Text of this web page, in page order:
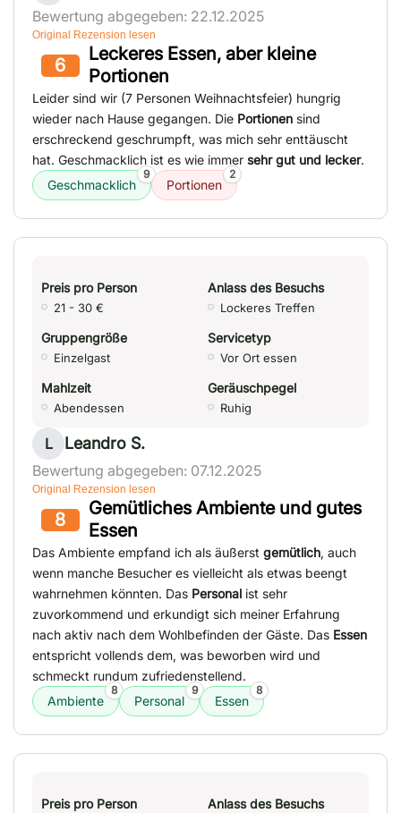
Bewertung abgegeben: 22.12.2025
Original Rezension lesen
6
Leckeres Essen, aber kleine
Portionen
Leider sind wir (7 Personen Weihnachtsfeier) hungrig
wieder nach Hause gegangen. Die Portionen sind
erschreckend geschrumpft, was mich sehr enttäuscht
hat. Geschmacklich ist es wie immer sehr gut und lecker.
Geschmacklich
9
Portionen
2
Preis pro Person
21 - 30 €
Anlass des Besuchs
Lockeres Treffen
Gruppengröße
Einzelgast
Servicetyp
Vor Ort essen
Mahlzeit
Abendessen
Geräuschpegel
Ruhig
L Leandro S.
Bewertung abgegeben: 07.12.2025
Original Rezension lesen
8
Gemütliches Ambiente und gutes
Essen
Das Ambiente empfand ich als äußerst gemütlich, auch
wenn manche Besucher es vielleicht als etwas beengt
wahrnehmen könnten. Das Personal ist sehr
zuvorkommend und erkundigt sich meiner Erfahrung
nach aktiv nach dem Wohlbefinden der Gäste. Das Essen
entspricht vollends dem, was beworben wird und
schmeckt rundum zufriedenstellend.
Ambiente
8
Personal
9
Essen
8
Preis pro Person Anlass des Besuchs